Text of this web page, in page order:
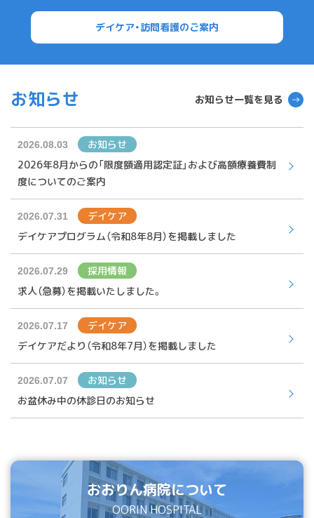
デイケア・訪問看護のご案内
お知らせ お知らせ一覧を見る
2026.08.03
お知らせ
2026年8月からの「限度額適用認定証」および高額療養費制
度についてのご案内
2026.07.31
デイケア
デイケアプログラム（令和8年8月）を掲載しました
2026.07.29
採用情報
求人（急募）を掲載いたしました。
2026.07.17
デイケア
デイケアだより（令和8年7月）を掲載しました
2026.07.07
お知らせ
お盆休み中の休診日のお知らせ
おおりん病院について
OORIN HOSPITAL